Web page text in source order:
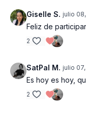
Giselle S. julio
Feliz de
2
SatPal M. julio
Es hoy es hoy,
2